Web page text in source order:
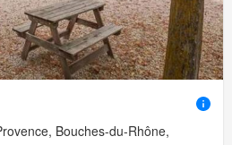
Bouches-du-Rhône,